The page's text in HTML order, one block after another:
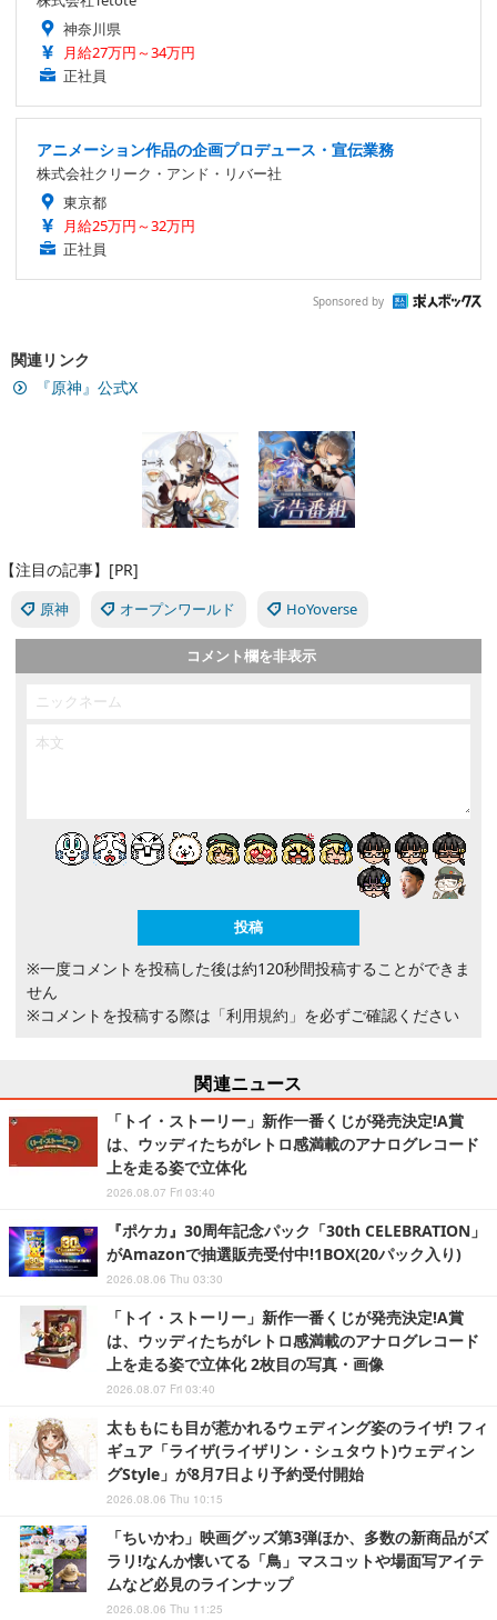
神奈川県
月給27万円～34万円
正社員
アニメーション作品の企画プロデュース・宣伝業務
株式会社クリーク・アンド・リバー社
東京都
月給25万円～32万円
正社員
Sponsored by
関連リンク
『原神』公式X
【注目の記事】[PR]
原神 オープンワールド HoYoverse
コメント欄を非表示
※一度コメントを投稿した後は約120秒間投稿することができま
せん
※コメントを投稿する際は 「利用規約」 を必ずご確認ください
関連ニュース
「トイ・ストーリー」新作一番くじが発売決定!A賞
は、ウッディたちがレトロ感満載のアナログレコード
上を走る姿で立体化
2026.08.07 Fri 03:40
『ポケカ』30周年記念パック「30th CELEBRATION」
がAmazonで抽選販売受付中!1BOX(20パック入り)
2026.08.06 Thu 03:30
「トイ・ストーリー」新作一番くじが発売決定!A賞
は、ウッディたちがレトロ感満載のアナログレコード
上を走る姿で立体化 2枚目の写真・画像
2026.08.07 Fri 03:40
太ももにも目が惹かれるウェディング姿のライザ! フィ
ギュア「ライザ(ライザリン・シュタウト)ウェディン
グStyle」が8月7日より予約受付開始
2026.08.06 Thu 10:15
「ちいかわ」映画グッズ第3弾ほか、多数の新商品がズ
ラリ!なんか懐いてる「鳥」マスコットや場面写アイテ
ムなど必見のラインナップ
2026.08.06 Thu 11:25